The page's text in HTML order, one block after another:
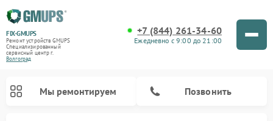
FIX-GMUPS
Ремонт устройств GMUPS
Специализированный
cервисный центр г.
Волгоград
+7 (844) 261-34-60
Ежедневно с 9:00 до 21:00
Мы ремонтируем Позвонить